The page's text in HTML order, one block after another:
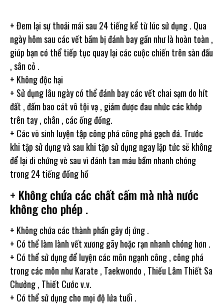
+ Đem lại sự thoải mái sau 24 tiếng kể từ lúc sử dụng . Qua
ngày hôm sau các vết bầm bị đánh bay gần như là hoàn toàn ,
giúp bạn có thể tiếp tục quay lại các cuộc chiến trên sàn đấu
, sân cỏ .
+ Không độc hại
+ Sử dụng lâu ngày có thể đánh bay các vết chai sạm do hít
đất , đấm bao cát vô tội vạ , giảm được đau nhức các khớp
trên tay , chân , các ống đồng.
+ Các võ sinh luyện tập công phá công phá gạch đá. Trước
khi tập sử dụng và sau khi tập sử dụng ngay lập tức sẽ không
để lại di chứng vè sau vì đánh tan máu bầm nhanh chóng
trong 24 tiếng đồng hồ
+ Không chứa các chất cấm mà nhà nước
không cho phép .
+ Không chứa các thành phần gây dị ứng .
+ Có thể làm lành vết xương gãy hoặc rạn nhanh chóng hơn .
+ Có thể sử dụng để luyện các môn ngạnh công , công phá
trong các môn như Karate , Taekwondo , Thiếu Lâm Thiết Sa
Chưởng , Thiết Cước v.v.
+ Có thể sử dụng cho mọi độ lứa tuổi .